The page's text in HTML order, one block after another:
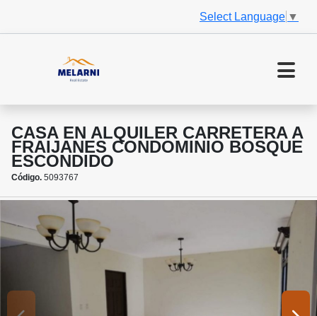
Select Language ▼
CASA EN ALQUILER CARRETERA A
FRAIJANES CONDOMINIO BOSQUE
ESCONDIDO
Código. 5093767